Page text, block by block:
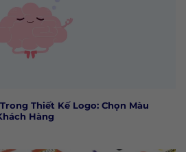
Thiết Kế Logo: Chọn Màu
Hàng